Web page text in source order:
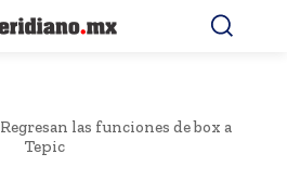
Regresan las funciones de box a
Tepic